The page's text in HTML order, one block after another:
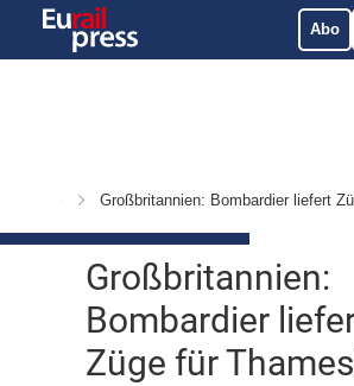
Abo
Großbritannien: Bombardier liefert
Großbritannien:
Bombardier
Züge für